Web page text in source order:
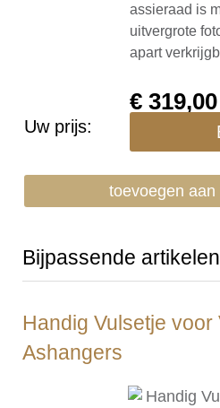
assieraad is
uitvergrote
apart
Uw prijs:
€319,00
toevoegen aan
Bijpassende artikelen
Handig Vulsetje voor
Ashangers